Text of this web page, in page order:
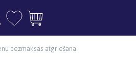
bezmaksas atgriešana